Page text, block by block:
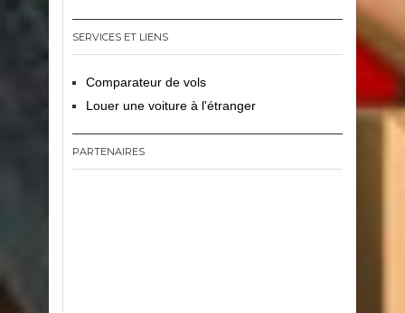
SERVICES ET LIENS
Comparateur de vols
Louer une voiture à l'étranger
PARTENAIRES